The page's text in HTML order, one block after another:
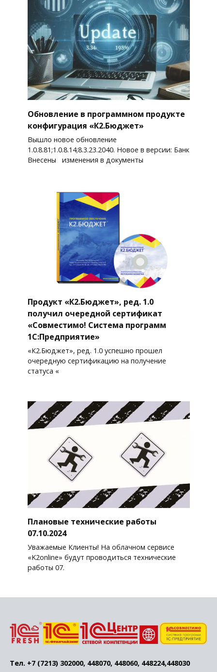
Обновление в программном продукте
конфигурация «К2.Бюджет»
Вышло новое обновление
1.0.8.81;1.0.8.14;8.3.23.2040. Новое в версии: Банк
Внесены изменения в документы
Продукт «К2.Бюджет», ред. 1.0
получил очередной сертификат
«Совместимо! Система программ
1С:Предприятие»
«К2.Бюджет», ред. 1.0 успешно прошел
очередную сертификацию на получение
статуса «
Плановые технические работы
07.10.2024
Уважаемые Клиенты! На облачном сервисе
«K2online» будут проводиться технические
работы 07.
Тел. +7 (7213) 302000, 448070, 448060, 448224,448030